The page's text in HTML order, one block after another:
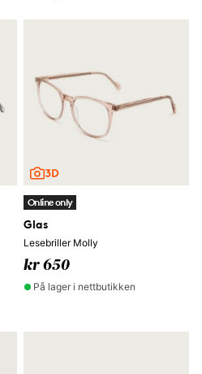
Online only
Glas
Lesebriller Molly
kr 650
På lager i nettbutikken